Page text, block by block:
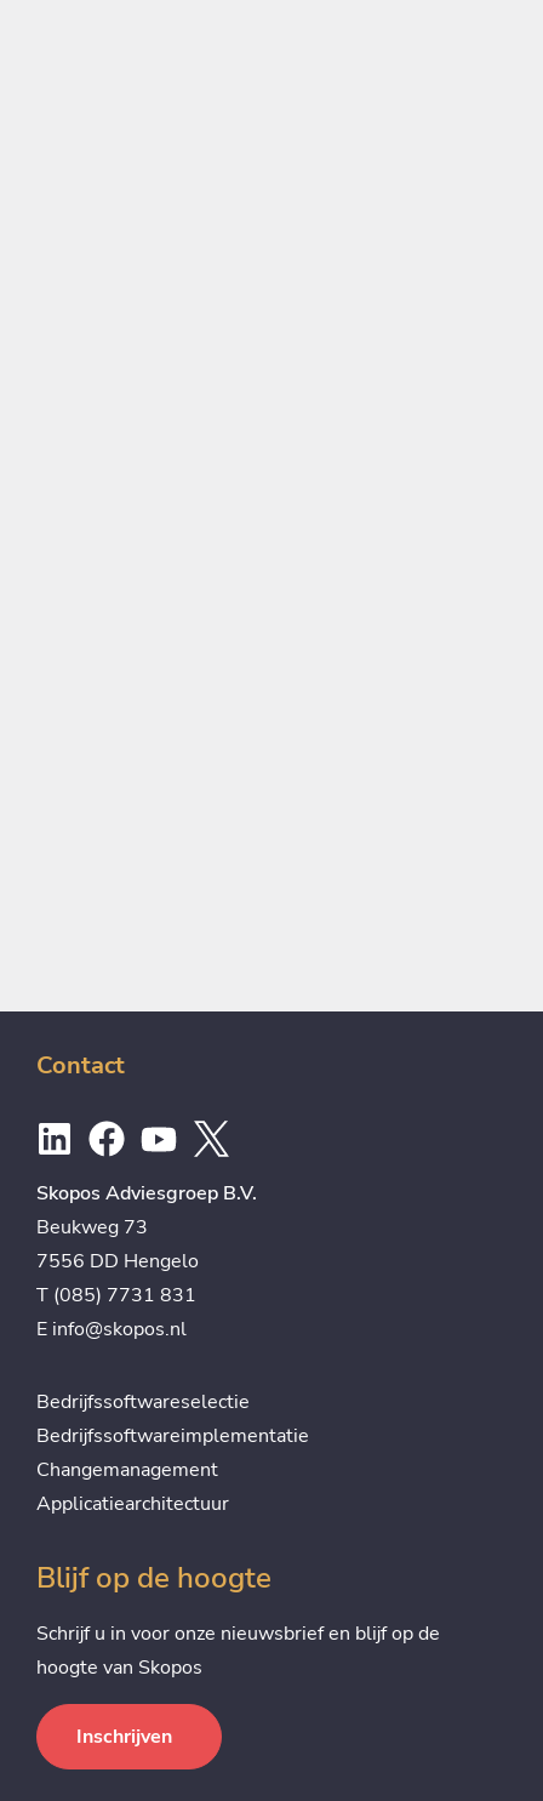
Contact
Skopos Adviesgroep B.V.
Beukweg 73
7556 DD Hengelo
T (085) 7731 831
E info@skopos.nl
Bedrijfssoftwareselectie
Bedrijfssoftwareimplementatie
Changemanagement
Applicatiearchitectuur
Blijf op de hoogte
Schrijf u in voor onze nieuwsbrief en blijf op de
hoogte van Skopos
Inschrijven